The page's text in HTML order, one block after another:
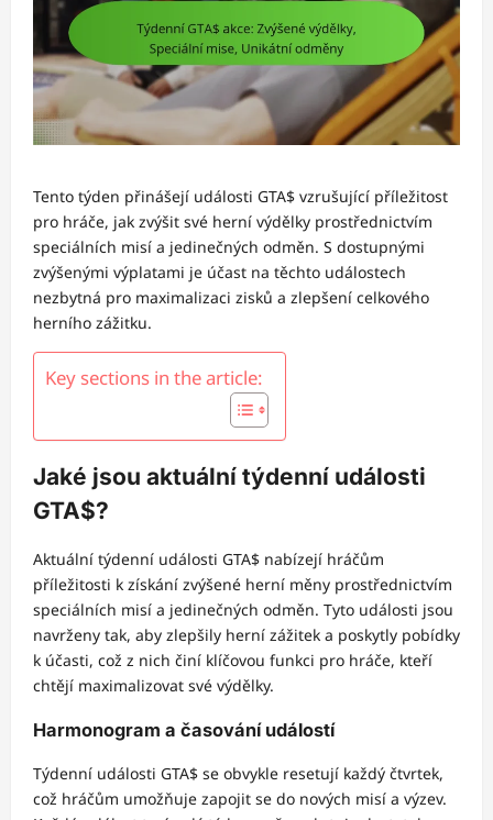
Tento týden přinášejí události GTA$ vzrušující příležitost
pro hráče, jak zvýšit své herní výdělky prostřednictvím
speciálních misí a jedinečných odměn. S dostupnými
zvýšenými výplatami je účast na těchto událostech
nezbytná pro maximalizaci zisků a zlepšení celkového
herního zážitku.
Key sections in the article:
Jaké jsou aktuální týdenní události
GTA$?
Aktuální týdenní události GTA$ nabízejí hráčům
příležitosti k získání zvýšené herní měny prostřednictvím
speciálních misí a jedinečných odměn. Tyto události jsou
navrženy tak, aby zlepšily herní zážitek a poskytly pobídky
k účasti, což z nich činí klíčovou funkci pro hráče, kteří
chtějí maximalizovat své výdělky.
Harmonogram a časování událostí
Týdenní události GTA$ se obvykle resetují každý čtvrtek,
což hráčům umožňuje zapojit se do nových misí a výzev.